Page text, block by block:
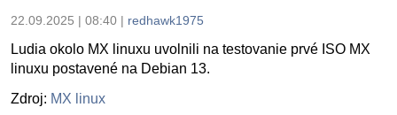
22.09.2025 | 08:40 | redhawk1975
Ludia okolo MX linuxu uvolnili na testovanie prvé ISO MX
linuxu postavené na Debian 13.
Zdroj: MX linux